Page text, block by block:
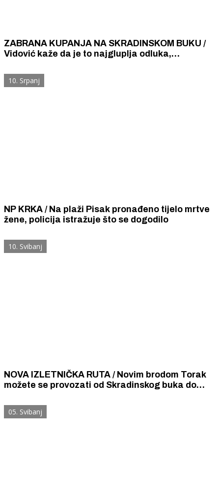
ZABRANA KUPANJA NA SKRADINSKOM BUKU /
Vidović kaže da je to najgluplja odluka,
kažu u JU NP Krka?
10. Srpanj
NP KRKA / Na plaži Pisak pronađeno tijelo mrtve
žene, policija istražuje što se dogodilo
10. Svibanj
NOVA IZLETNIČKA RUTA / Novim brodom Torak
možete se provozati od Skradinskog buka do
05. Svibanj